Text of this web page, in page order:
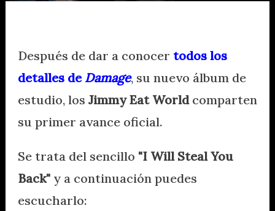
Después de dar a conocer todos los
detalles de Damage, su nuevo álbum de
estudio, los Jimmy Eat Worldcomparten
su primer avance oficial.
Se trata del sencillo "I Will Steal You
Back"y a continuación puedes
escucharlo: